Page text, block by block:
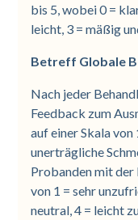
bis 5, wobei 0 =
leicht, 3 = mäßig
Betreff Globale
Nach jeder
Feedback zum
auf einer Skala von
unerträgliche
Probanden mit der
von 1 = sehr
neutral, 4 = leicht